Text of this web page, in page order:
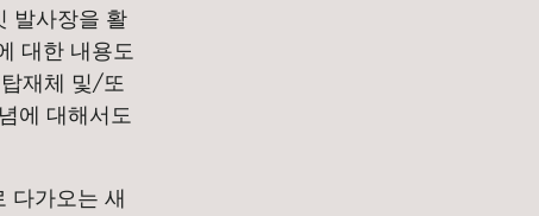
발사장을 활
대한 내용도
재체 및/또
에 대해서도
다가오는 새